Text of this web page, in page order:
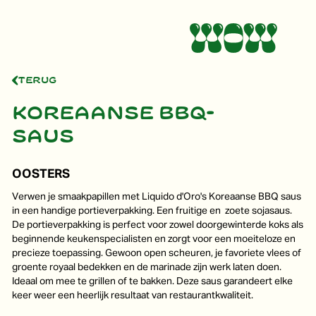
Terug
Koreaanse BBQ-
saus
OOSTERS
Verwen je smaakpapillen met Liquido d'Oro's Koreaanse BBQ saus
in een handige portieverpakking. Een fruitige en zoete sojasaus.
De portieverpakking is perfect voor zowel doorgewinterde koks als
beginnende keukenspecialisten en zorgt voor een moeiteloze en
precieze toepassing. Gewoon open scheuren, je favoriete vlees of
groente royaal bedekken en de marinade zijn werk laten doen.
Ideaal om mee te grillen of te bakken. Deze saus garandeert elke
keer weer een heerlijk resultaat van restaurantkwaliteit.